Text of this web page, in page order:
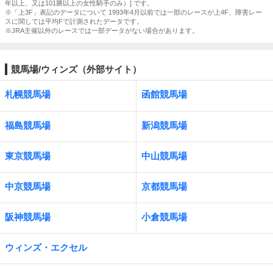
年以上、又は101勝以上の女性騎手のみ）] です。
※「上3F」表記のデータについて 1993年4月以前では一部のレースが上4F、障害レー
スに関しては平均Fで計測されたデータです。
※JRA主催以外のレースでは一部データがない場合があります。
競馬場/ウィンズ（外部サイト）
札幌競馬場 函館競馬場
福島競馬場 新潟競馬場
東京競馬場 中山競馬場
中京競馬場 京都競馬場
阪神競馬場 小倉競馬場
ウィンズ・エクセル